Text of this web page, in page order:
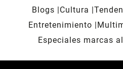
Blogs
Cultura
Entretenimiento
Especiales marcas